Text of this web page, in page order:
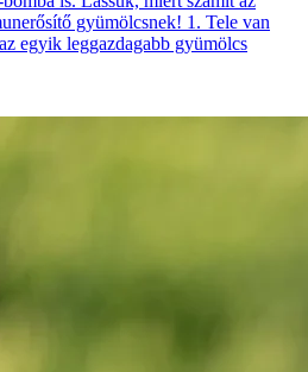
gyümölcsnek! 1. Tele van
egyik leggazdagabb gyümölcs